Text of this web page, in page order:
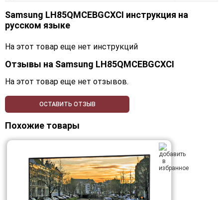
Samsung LH85QMCEBGCXCI инструкция на
русском языке
На этот товар еще нет инструкций
Отзывы на Samsung LH85QMCEBGCXCI
На этот товар еще нет отзывов.
ОСТАВИТЬ ОТЗЫВ
Похожие товары